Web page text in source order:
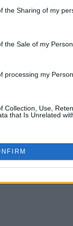
the Sharing of my
the Sale of my
processing my
Collection, Use,
that Is Unrelated